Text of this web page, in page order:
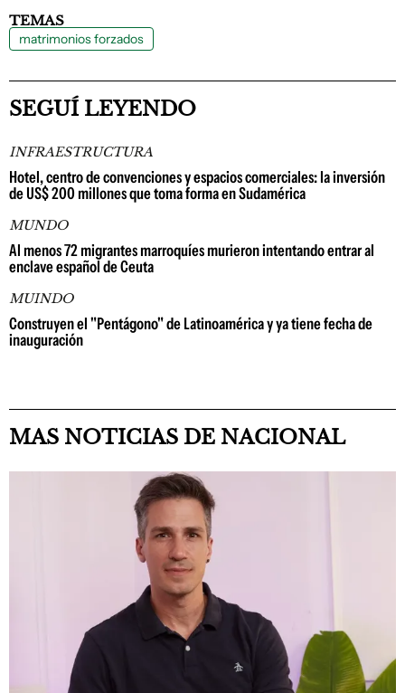
TEMAS
matrimonios forzados
SEGUÍ LEYENDO
INFRAESTRUCTURA
Hotel, centro de convenciones y espacios comerciales: la inversión
de US$ 200 millones que toma forma en Sudamérica
MUNDO
Al menos 72 migrantes marroquíes murieron intentando entrar al
enclave español de Ceuta
MUINDO
Construyen el "Pentágono" de Latinoamérica y ya tiene fecha de
inauguración
MAS NOTICIAS DE NACIONAL